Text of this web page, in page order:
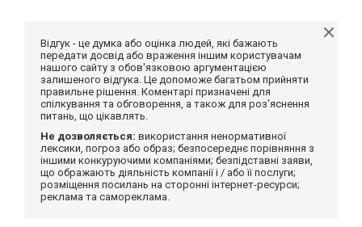
Відгук - це думка або оцінка людей, які бажають
передати досвід або враження іншим користувачам
нашого сайту з обов'язковою аргументацією
залишеного відгука. Це допоможе багатьом прийняти
правильне рішення. Коментарі призначені для
спілкування та обговорення, а також для роз'яснення
питань, що цікавлять.
Не дозволяється: використання ненормативної
лексики, погроз або образ; безпосереднє порівняння з
іншими конкуруючими компаніями; безпідставні заяви,
що ображають діяльність компанії і / або її послуги;
розміщення посилань на сторонні інтернет-ресурси;
реклама та самореклама.